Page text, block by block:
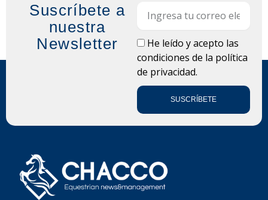
Suscríbete a
nuestra
Newsletter
LOPDHe leído y acepto las
condiciones de la política
de privacidad.
SUSCRÍBETE